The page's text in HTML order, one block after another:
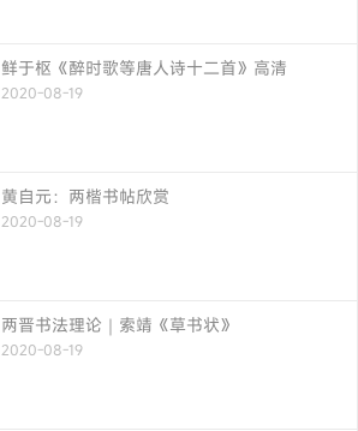
鲜于枢《醉时歌等唐人诗十二首》高清
2020-08-19
黄自元：两楷书帖欣赏
2020-08-19
两晋书法理论｜索靖《草书状》
2020-08-19